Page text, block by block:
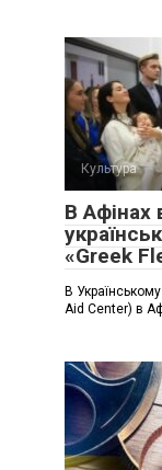
Культура
В Афінах
«Greek
В
Aid Center) в